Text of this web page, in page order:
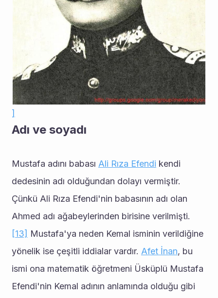
]
Adı ve soyadı
Mustafa adını babası Ali Rıza Efendi kendi
dedesinin adı olduğundan dolayı vermiştir.
Çünkü Ali Rıza Efendi'nin babasının adı olan
Ahmed adı ağabeylerinden birisine verilmişti.
[13] Mustafa'ya neden Kemal isminin verildiğine
yönelik ise çeşitli iddialar vardır. Afet İnan, bu
ismi ona matematik öğretmeni Üsküplü Mustafa
Efendi'nin Kemal adının anlamında olduğu gibi